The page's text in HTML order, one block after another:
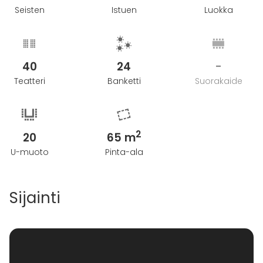
Seisten Istuen Luokka
40
Teatteri
24
Banketti
-
Suorakaide
20
U-muoto
65 m2
Pinta-ala
Sijainti